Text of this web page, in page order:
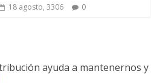
18 agosto, 3306 0
ayuda a mantenernos y